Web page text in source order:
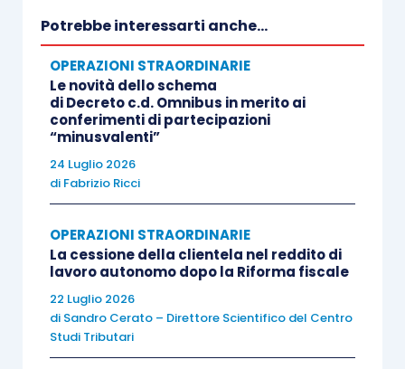
intenzionato a trasferire la partecipazione,
sebbene per il tramite del trasferimento della sua
sub-holding, chiedeva conferma che tale
operazione di riorganizzazione, unitamente ad
un’eventuale modifica della attività principale, non
Il dubbioche ha mosso la società alla
presentazione dell’interpello era connesso, in
primis al fatto che anche i
infragrupposono suscettibili, in linea di principio,
Potrebbe interessarti anche...
OPERAZIONI STRAORDINARIE
Le novità dello schema
di Decreto c.d. Omnibus in merito ai
conferimenti di partecipazioni
“minusvalenti”
24 Luglio 2026
di Fabrizio Ricci
OPERAZIONI STRAORDINARIE
La cessione della clientela nel reddito di
lavoro autonomo dopo la Riforma fiscale
22 Luglio 2026
di Sandro Cerato – Direttore Scientifico del Centro
Studi Tributari